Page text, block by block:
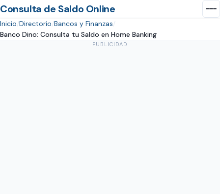
Consulta de Saldo Online
Inicio Directorio Bancos y Finanzas
Banco Dino: Consulta tu Saldo en Home Banking
PUBLICIDAD